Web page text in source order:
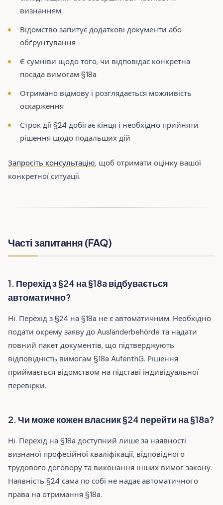
визнанням
Відомство запитує додаткові документи або
обґрунтування
Є сумніви щодо того, чи відповідає конкретна
посада вимогам §18a
Отримано відмову і розглядається можливість
оскарження
Строк дії §24 добігає кінця і необхідно прийняти
рішення щодо подальших дій
Запросіть консультацію, щоб отримати оцінку вашої
конкретної ситуації.
Часті запитання (FAQ)
1. Перехід з §24 на §18a відбувається
автоматично?
Ні. Перехід з §24 на §18a не є автоматичним. Необхідно
подати окрему заяву до Ausländerbehörde та надати
повний пакет документів, що підтверджують
відповідність вимогам §18a AufenthG. Рішення
приймається відомством на підставі індивідуальної
перевірки.
2. Чи може кожен власник §24 перейти на §18a?
Ні. Перехід на §18a доступний лише за наявності
визнаної професійної кваліфікації, відповідного
трудового договору та виконання інших вимог закону.
Наявність §24 сама по собі не надає автоматичного
права на отримання §18a.